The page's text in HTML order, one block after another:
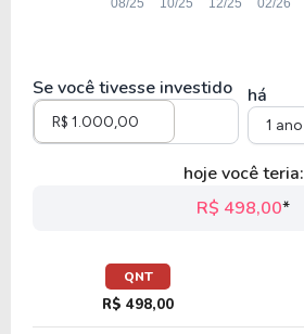
Se você tivesse investido há
1 ano
hoje você teria:
R$ 498,00*
QNT
R$ 498,00